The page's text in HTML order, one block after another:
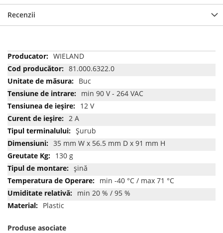
Recenzii
Mai
multe
informatii
WIELAND
81.000.6322.0
Buc
min 90 V - 264 VAC
12 V
2 A
Şurub
35 mm W x 56.5 mm D x 91 mm H
130 g
şină
min -40 °C / max 71 °C
min 20 % / 95 %
Plastic
Produse asociate